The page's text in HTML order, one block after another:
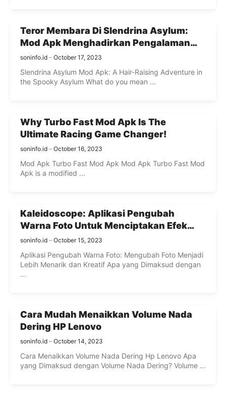
Teror Membara Di Slendrina Asylum:
Mod Apk Menghadirkan Pengalaman
Mengejutkan Yang Tidak Akan Anda
Lupakan
soninfo.id October 17, 2023
Slendrina Asylum Mod Apk: A Hair-Raising Adventure in
the Spooky Asylum What do you mean ...
Why Turbo Fast Mod Apk Is The
Ultimate Racing Game Changer!
soninfo.id October 16, 2023
Mod Apk Turbo Fast Mod Apk Mod Apk Turbo Fast Mod
Apk is a modified ...
Kaleidoscope: Aplikasi Pengubah
Warna Foto Untuk Menciptakan Efek
Visual Yang Menakjubkan
soninfo.id October 15, 2023
Aplikasi Pengubah Warna Foto: Mengubah Foto Menjadi
Lebih Menarik dan Kreatif Apa yang Dimaksud dengan
...
Cara Mudah Menaikkan Volume Nada
Dering HP Lenovo
soninfo.id October 14, 2023
Cara Menaikkan Volume Nada Dering Hp Lenovo Apa
yang Dimaksud dengan Volume Nada Dering? Volume ...